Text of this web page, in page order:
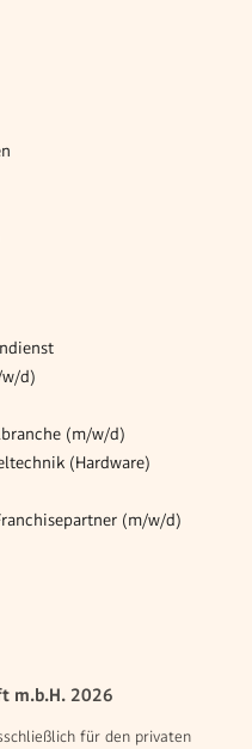
d)
(m/w/d)
(Hardware)
(m/w/d)
m.b.H. 2026
für den privaten